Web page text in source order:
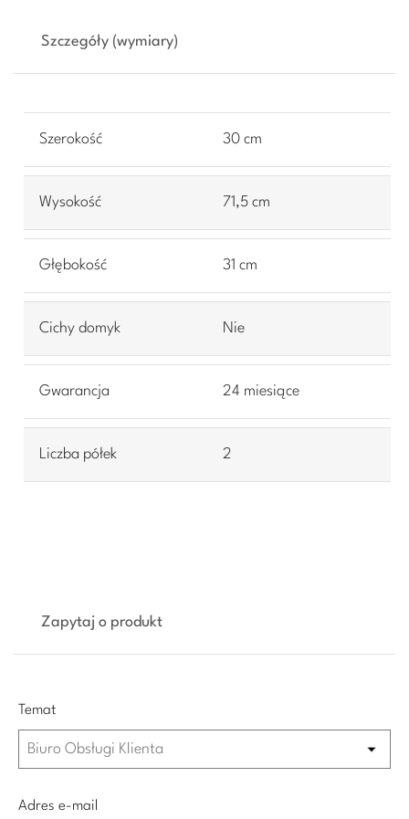
Szczegóły (wymiary)
Szerokość 30 cm
Wysokość 71,5 cm
Głębokość 31 cm
Cichy domyk Nie
Gwarancja 24 miesiące
Liczba półek 2
Zapytaj o produkt
Temat
Adres e-mail